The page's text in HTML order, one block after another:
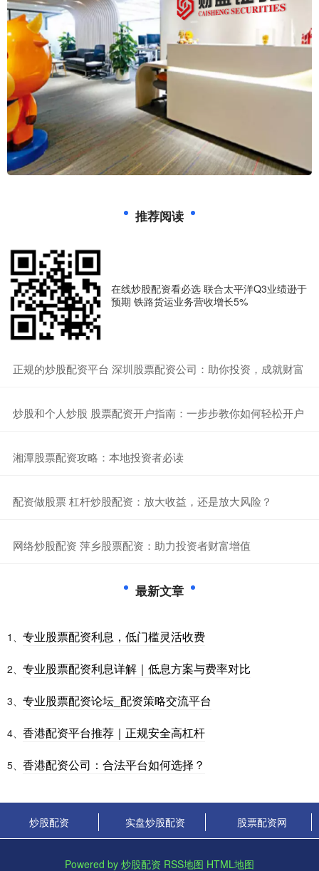
推荐阅读
在线炒股配资看必选 联合太平洋Q3业绩逊于
预期 铁路货运业务营收增长5%
​正规的炒股配资平台 深圳股票配资公司：助你投资，成就财富
​炒股和个人炒股 股票配资开户指南：一步步教你如何轻松开户
​湘潭股票配资攻略：本地投资者必读
​配资做股票 杠杆炒股配资：放大收益，还是放大风险？
​网络炒股配资 萍乡股票配资：助力投资者财富增值
最新文章
1、 专业股票配资利息，低门槛灵活收费
2、 专业股票配资利息详解｜低息方案与费率对比
3、 专业股票配资论坛_配资策略交流平台
4、 香港配资平台推荐｜正规安全高杠杆
5、 香港配资公司：合法平台如何选择？
炒股配资 实盘炒股配资 股票配资网
Powered by 炒股配资 RSS地图 HTML地图